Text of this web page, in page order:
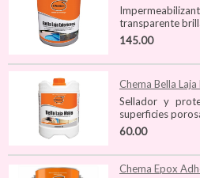
transparente
145.00
Chema Bella
Sellador y
superficies
60.00
Chema Epox